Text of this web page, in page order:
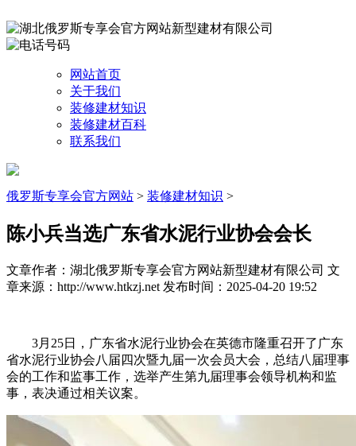
网站首页
关于我们
装修建材知识
装修建材百科
联系我们
俄罗斯专享会官方网站 > 装修建材知识 >
陈小兵当选广东省水泥行业协会会长
文章作者：湖北俄罗斯专享会官方网站新型建材有限公司 文
章来源：http://www.htkzj.net 发布时间：2025-04-20 19:52
3月25日，广东省水泥行业协会在英德市隆重召开了广东
省水泥行业协会八届四次暨九届一次会员大会，总结八届理事
会的工作和监事工作，选举产生第九届理事会领导机构和监
事，表决通过相关议案。